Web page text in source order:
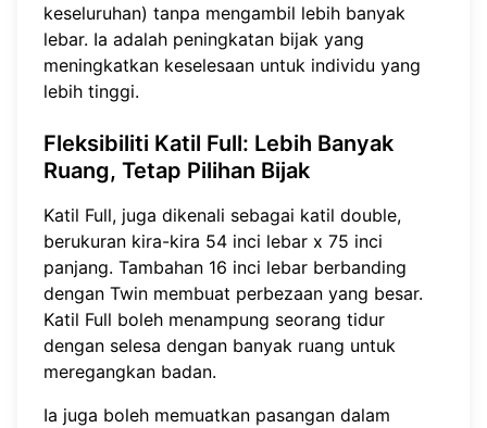
keseluruhan) tanpa mengambil lebih banyak
lebar. Ia adalah peningkatan bijak yang
meningkatkan keselesaan untuk individu yang
lebih tinggi.
Fleksibiliti Katil Full: Lebih Banyak
Ruang, Tetap Pilihan Bijak
Katil Full, juga dikenali sebagai katil double,
berukuran kira-kira 54 inci lebar x 75 inci
panjang. Tambahan 16 inci lebar berbanding
dengan Twin membuat perbezaan yang besar.
Katil Full boleh menampung seorang tidur
dengan selesa dengan banyak ruang untuk
meregangkan badan.
Ia juga boleh memuatkan pasangan dalam